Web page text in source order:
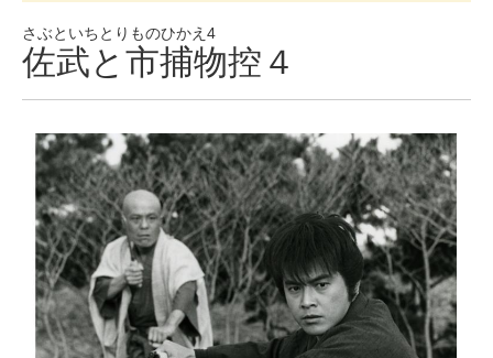
さぶといちとりものひかえ4
佐武と市捕物控４